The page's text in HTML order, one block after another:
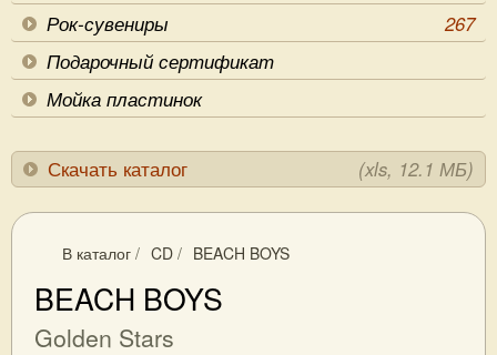
Рок-сувениры
267
Подарочный сертификат
Мойка пластинок
Скачать каталог (xls, 12.1 МБ)
В каталог / CD / BEACH BOYS
BEACH BOYS
Golden Stars